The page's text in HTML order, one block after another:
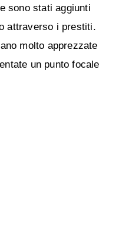
sono stati aggiunti
attraverso i prestiti.
molto apprezzate
un punto focale